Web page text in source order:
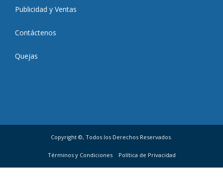
Publicidad y Ventas
Contáctenos
Quejas
Copyright ©, Todos los Derechos Reservados.
Términos y Condiciones Política de Privacidad